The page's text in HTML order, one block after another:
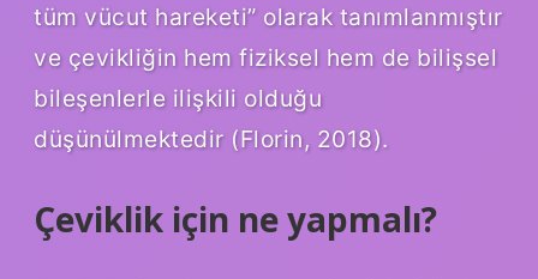
tüm vücut hareketi” olarak tanımlanmıştır
ve çevikliğin hem fiziksel hem de bilişsel
bileşenlerle ilişkili olduğu
düşünülmektedir (Florin, 2018).
Çeviklik için ne yapmalı?